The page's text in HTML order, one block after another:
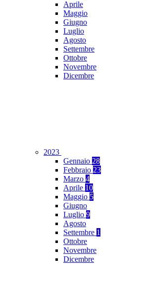
Aprile
Maggio
Giugno
Luglio
Agosto
Settembre
Ottobre
Novembre
Dicembre
2023
Gennaio 28
Febbraio 23
Marzo 4
Aprile 10
Maggio 5
Giugno
Luglio 9
Agosto
Settembre 1
Ottobre
Novembre
Dicembre